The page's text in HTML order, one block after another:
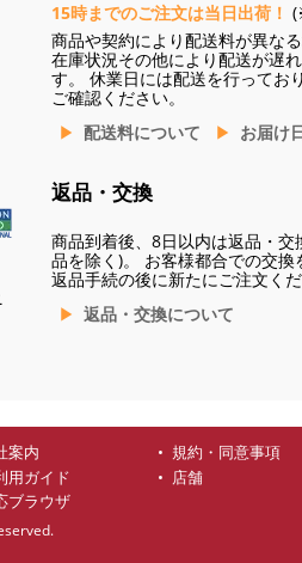
15時までのご注文は当日出荷！
商品や契約により配送料が異なる
在庫状況その他により配送が遅
す。 休業日には配送を行ってお
ご確認ください。
配送料について
お届け
返品・交換
商品到着後、8日以内は返品・交
品を除く)。 お客様都合での交換
返品手続の後に新たにご注文くだ
返品・交換について
案内
規約・同意事項
用ガイド
店舗
ブラウザ